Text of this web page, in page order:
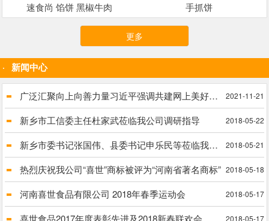
速食尚 馅饼 黑椒牛肉 手抓饼
更多
新闻中心
广泛汇聚向上向善力量习近平强调共建网上美好精神家园 2021-11-21
新乡市工信委主任杜家武莅临我公司调研指导 2018-05-22
新乡市委书记张国伟、县委书记申乐民等莅临我公司进行实地调研脱贫攻坚工作 2018-05-21
热烈庆祝我公司“喜世”商标被评为“河南省著名商标” 2018-05-18
河南喜世食品有限公司 2018年春季运动会 2018-05-17
喜世食品2017年度表彰先进及2018新春联欢会 2018-05-17